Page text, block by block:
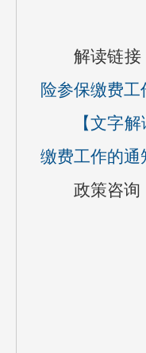
解读链接
险参保缴费
【文字
缴费工作的通
政策咨询